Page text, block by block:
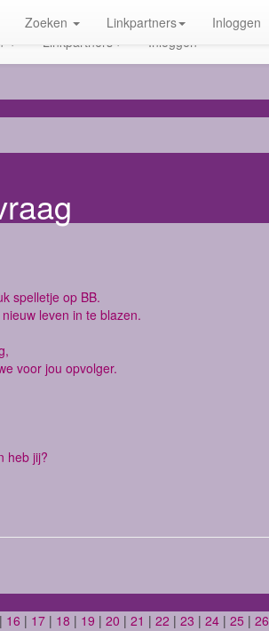
Linkpartners Inloggen
Zoeken Linkpartners Inloggen
spelletje op BB.
leven in te blazen.
voor jou opvolger.
heb jij?
| 16 | 17 | 18 | 19 | 20 | 21 | 22 | 23 | 24 | 25 | 26